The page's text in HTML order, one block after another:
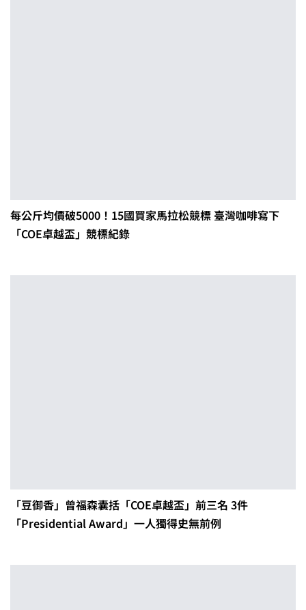
每公斤均價破5000！15國買家馬拉松競標 臺灣咖啡寫下
「COE卓越盃」競標紀錄
「豆御香」曾福森囊括「COE卓越盃」前三名 3件
「Presidential Award」一人獨得史無前例